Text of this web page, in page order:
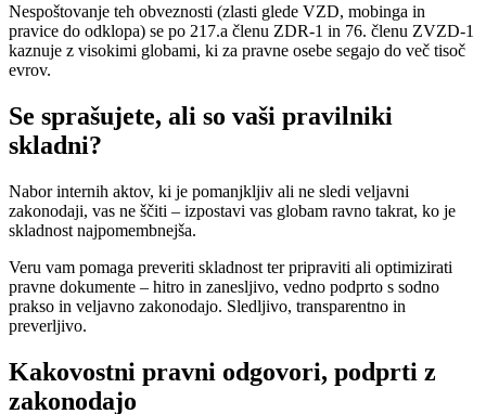
Nespoštovanje teh obveznosti (zlasti glede VZD, mobinga in
pravice do odklopa) se po 217.a členu ZDR-1 in 76. členu ZVZD-1
kaznuje z visokimi globami, ki za pravne osebe segajo do več tisoč
evrov.
Se sprašujete, ali so vaši pravilniki
skladni?
Nabor internih aktov, ki je pomanjkljiv ali ne sledi veljavni
zakonodaji, vas ne ščiti – izpostavi vas globam ravno takrat, ko je
skladnost najpomembnejša.
Veru vam pomaga preveriti skladnost ter pripraviti ali optimizirati
pravne dokumente – hitro in zanesljivo, vedno podprto s sodno
prakso in veljavno zakonodajo. Sledljivo, transparentno in
preverljivo.
Kakovostni pravni odgovori, podprti z
zakonodajo